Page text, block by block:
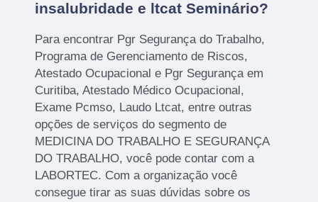
insalubridade e ltcat Seminário?
Para encontrar Pgr Segurança do Trabalho,
Programa de Gerenciamento de Riscos,
Atestado Ocupacional e Pgr Segurança em
Curitiba, Atestado Médico Ocupacional,
Exame Pcmso, Laudo Ltcat, entre outras
opções de serviços do segmento de
MEDICINA DO TRABALHO E SEGURANÇA
DO TRABALHO, você pode contar com a
LABORTEC. Com a organização você
consegue tirar as suas dúvidas sobre os